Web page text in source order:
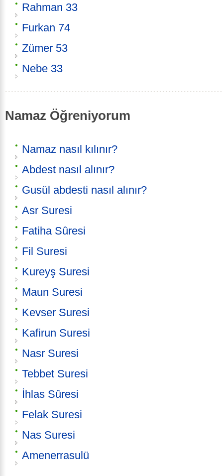
Rahman 33
Furkan 74
Zümer 53
Nebe 33
Namaz Öğreniyorum
Namaz nasıl kılınır?
Abdest nasıl alınır?
Gusül abdesti nasıl alınır?
Asr Suresi
Fatiha Sûresi
Fil Suresi
Kureyş Suresi
Maun Suresi
Kevser Suresi
Kafirun Suresi
Nasr Suresi
Tebbet Suresi
İhlas Sûresi
Felak Suresi
Nas Suresi
Amenerrasulü